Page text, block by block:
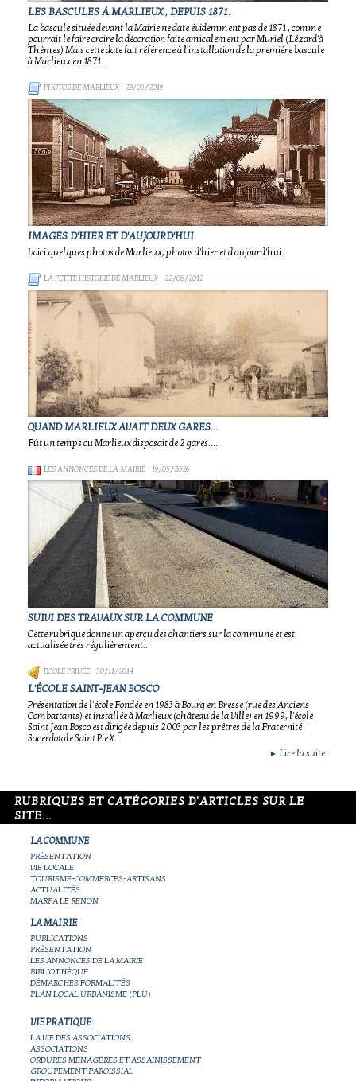
LES BASCULES À MARLIEUX , DEPUIS 1871.
La bascule située devant la Mairie ne date évidemment pas de 1871 , comme
pourrait le faire croire la décoration faite amicalement par Muriel (Lézard'à
Thèmes) Mais cette date fait référence à l'installation de la première bascule
à Marlieux en 1871..
PHOTOS DE MARLIEUX- 29/03/2019
IMAGES D'HIER ET D'AUJOURD'HUI
Voici quelques photos de Marlieux, photos d'hier et d'aujourd'hui.
LA PETITE HISTOIRE DE MARLIEUX- 22/06/2012
QUAND MARLIEUX AVAIT DEUX GARES...
Fût un temps ou Marlieux disposait de 2 gares....
LES ANNONCES DE LA MAIRIE- 19/05/2026
SUIVI DES TRAVAUX SUR LA COMMUNE
Cette rubrique donne un aperçu des chantiers sur la commune et est
actualisée très régulièrement..
ECOLE PRIVÉE- 30/11/2014
L'ÉCOLE SAINT-JEAN BOSCO
Présentation de l'école Fondée en 1983 à Bourg en Bresse (rue des Anciens
Combattants) et installée à Marlieux (château de la Ville) en 1999, l'école
Saint Jean Bosco est dirigée depuis 2003 par les prêtres de la Fraternité
Sacerdotale Saint Pie X.
► Lire la suite
RUBRIQUES ET CATÉGORIES D'ARTICLES SUR LE
SITE...
LA COMMUNE
PRÉSENTATION
VIE LOCALE
TOURISME-COMMERCES-ARTISANS
ACTUALITÉS
MARPA LE RENON
LA MAIRIE
PUBLICATIONS
PRÉSENTATION
LES ANNONCES DE LA MAIRIE
BIBLIOTHÈQUE
DÉMARCHES FORMALITÉS
PLAN LOCAL URBANISME (PLU)
VIE PRATIQUE
LA VIE DES ASSOCIATIONS
ASSOCIATIONS
ORDURES MÉNAGÈRES ET ASSAINISSEMENT
GROUPEMENT PAROISSIAL